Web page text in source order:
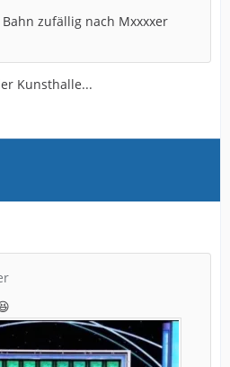
zufällig nach Mxxxxer
Kunsthalle...